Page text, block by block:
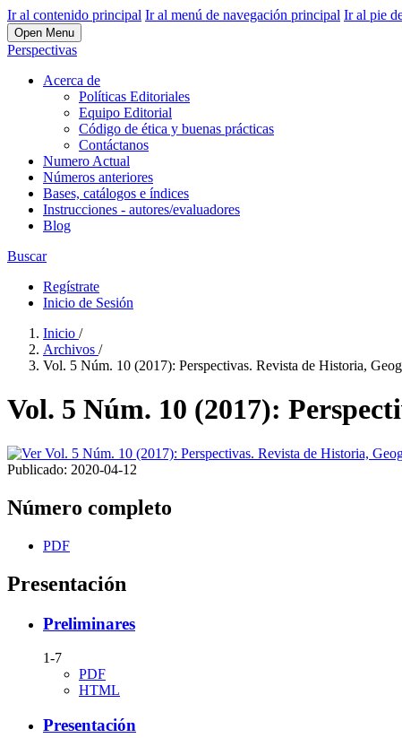
Ir al contenido principal Ir al menú de navegación principal Ir al pie
Open Menu
Perspectivas
Acerca de
Políticas Editoriales
Equipo Editorial
Código de ética y buenas prácticas
Contáctanos
Numero Actual
Números anteriores
Bases, catálogos e índices
Instrucciones - autores/evaluadores
Blog
Buscar
Regístrate
Inicio de Sesión
Inicio /
Archivos /
Vol. 5 Núm. 10 (2017): Perspectivas. Revista de Historia,
Vol. 5 Núm. 10 (2017):
Publicado: 2020-04-12
Número completo
PDF
Presentación
Preliminares
1-7
PDF
HTML
Presentación